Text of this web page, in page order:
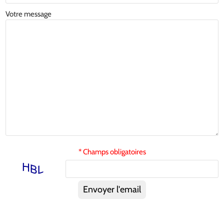
Votre message
* Champs obligatoires
Envoyer l'email